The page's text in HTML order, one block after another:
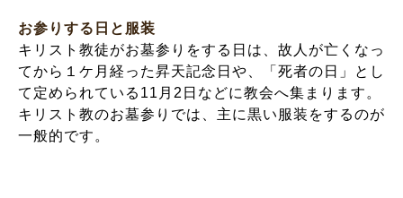
お参りする日と服装
キリスト教徒がお墓参りをする日は、故人が亡くなっ
てから１ケ月経った昇天記念日や、「死者の日」とし
て定められている11月2日などに教会へ集まります。
キリスト教のお墓参りでは、主に黒い服装をするのが
一般的です。